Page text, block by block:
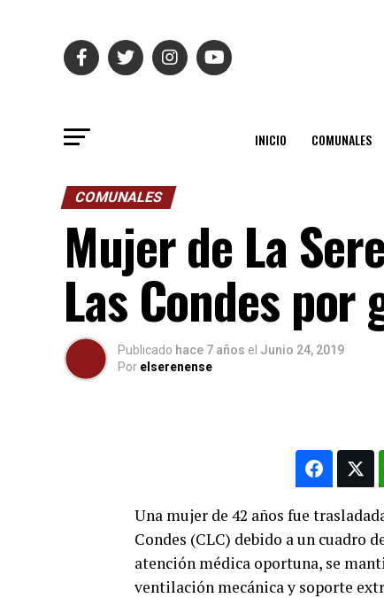
INICIO COMUNALES
COMUNALES
Mujer de La
Las Condes
Publicado hace 7 años el Junio 24, 2019
Por elserenense
Una mujer de 42 años fue
Condes (CLC) debido a un cuadro
atención médica oportuna, se
ventilación mecánica y soporte